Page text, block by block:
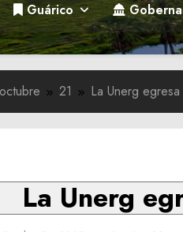
Guárico
octubre 21 La Unerg
La Unerg